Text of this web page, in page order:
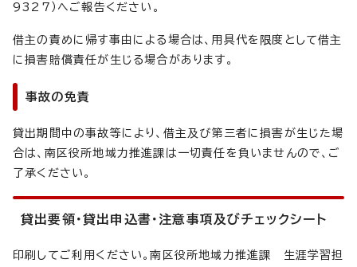
9327）へご報告ください。
借主の責めに帰す事由による場合は、用具代を限度として借主
に損害賠償責任が生じる場合があります。
事故の免責
貸出期間中の事故等により、借主及び第三者に損害が生じた場
合は、南区役所地域力推進課は一切責任を負いませんので、ご
了承ください。
貸出要領・貸出申込書・注意事項及びチェックシート
印刷してご利用ください。南区役所地域力推進課 生涯学習担